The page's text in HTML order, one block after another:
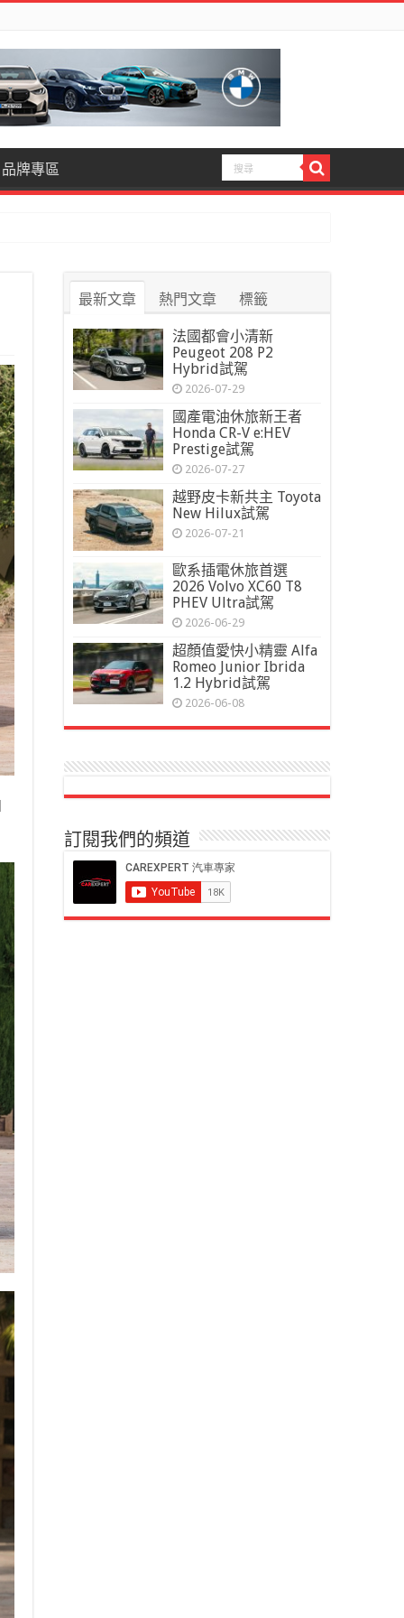
品牌專區
最新文章 熱門文章 標籤
法國都會小清新
Peugeot 208 P2
Hybrid試駕
2026-07-29
國產電油休旅新王者
Honda CR-V e:HEV
Prestige試駕
2026-07-27
越野皮卡新共主 Toyota
New Hilux試駕
2026-07-21
歐系插電休旅首選
2026 Volvo XC60 T8
PHEV Ultra試駕
2026-06-29
超顏值愛快小精靈 Alfa
Romeo Junior Ibrida
1.2 Hybrid試駕
2026-06-08
訂閱我們的頻道